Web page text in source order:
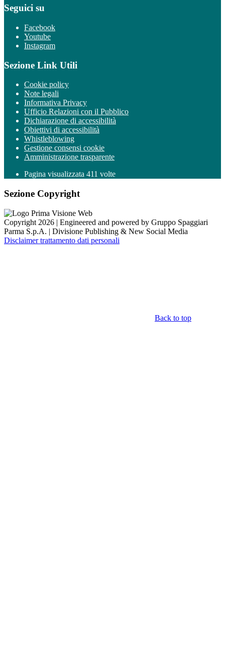
Seguici su
Facebook
Youtube
Instagram
Sezione Link Utili
Cookie policy
Note legali
Informativa Privacy
Ufficio Relazioni con il Pubblico
Dichiarazione di accessibilità
Obiettivi di accessibilità
Whistleblowing
Gestione consensi cookie
Amministrazione trasparente
Pagina visualizzata 411 volte
Sezione Copyright
Copyright 2026 | Engineered and powered by Gruppo Spaggiari
Parma S.p.A. | Divisione Publishing & New Social Media
Disclaimer trattamento dati personali
Back to top